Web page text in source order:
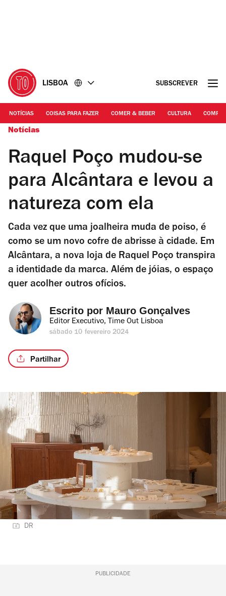
LISBOA SUBSCREVER
NOTÍCIAS COISAS PARA FAZER COMER & BEBER CULTURA
Notícias
Raquel Poço mudou-se
para Alcântara e levou a
natureza com ela
Cada vez que uma joalheira muda de poiso, é
como se um novo cofre de abrisse à cidade. Em
Alcântara, a nova loja de Raquel Poço transpira
a identidade da marca. Além de jóias, o espaço
quer acolher outros ofícios.
Escrito por Mauro Gonçalves
Editor Executivo, Time Out Lisboa
sábado 10 fevereiro 2024
Partilhar
DR
PUBLICIDADE